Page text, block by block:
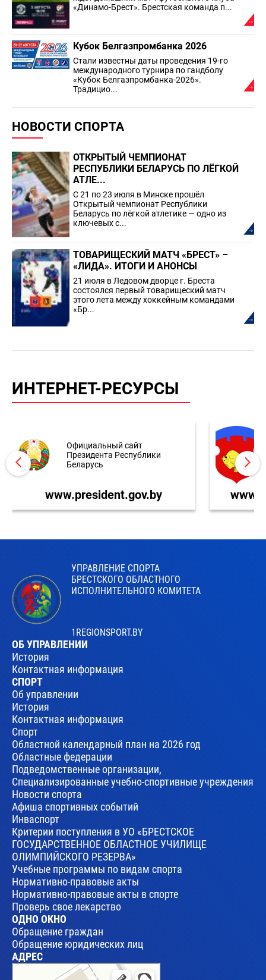
«Динамо-Брест». Брестская команда п...
Кубок Белгазпромбанка 2026
Стали известны даты проведения 19-го
международного турнира по гандболу
«Кубок Белгазпромбанка-2026».
Традицио...
НОВОСТИ СПОРТА
ОТКРЫТЫЙ ЧЕМПИОНАТ
РЕСПУБЛИКИ БЕЛАРУСЬ ПО ЛЁГКОЙ
АТЛЕ...
С 21 по 23 июля в Минске прошёл
Открытый чемпионат Республики
Беларусь по лёгкой атлетике — одно из
ключевых с...
ТОВАРИЩЕСКИЙ МАТЧ «БРЕСТ» –
«ЛИДА». ИТОГИ И АНОНСЫ
21 июля в Ледовом дворце г. Бреста
состоялся первый товарищеский матч
этого лета между хоккейным командами
«Бр...
ИНТЕРНЕТ-РЕСУРСЫ
Официальный сайт
Президента Республики
Беларусь
www.president.gov.by
УПРАВЛЕНИЕ СПОРТА
БРЕСТСКОГО ОБЛАСТНОГО
ИСПОЛНИТЕЛЬНОГО КОМИТЕТА
1REGIONSPORT.BY
ОБ УПРАВЛЕНИИ
История
Контактная информация
СПОРТ
Об управлении
История
Контактная информация
Спорт
Областной календарный план на 2026 год
Областные федерации
Подведомственные организации,
Специализированные учебно-спортивные учреждения
Новости спорта
Афиша спортивных событий
Инваспорт
Критерии поступления в УО «БРЕСТСКОЕ
ГОСУДАРСТВЕННОЕ ОБЛАСТНОЕ УЧИЛИЩЕ
ОЛИМПИЙСКОГО РЕЗЕРВА»
Учебные программы по видам спорта
Нормативно-правовые акты
Нормативно-правовые акты в спорте
Проверь свое лекарство
ОДНО ОКНО
Обращение граждан
Обращение юридических лиц
АДРЕС
Брест
Улица Леваневского, 17 — Яндекс Карты